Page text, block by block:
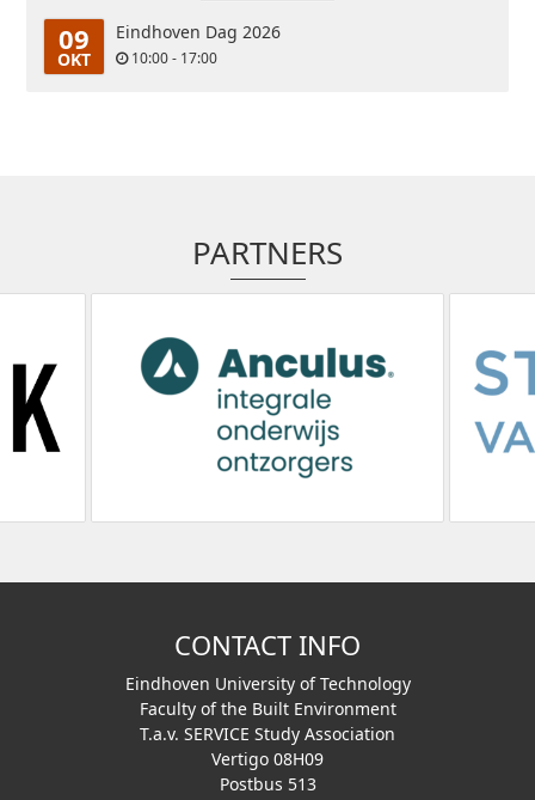
09
OKT
Eindhoven Dag 2026
10:00 - 17:00
PARTNERS
CONTACT INFO
Eindhoven University of Technology
Faculty of the Built Environment
T.a.v. SERVICE Study Association
Vertigo 08H09
Postbus 513